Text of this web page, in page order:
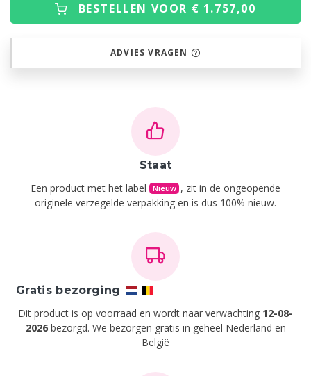
BESTELLEN VOOR € 1.757,00
ADVIES VRAGEN
Staat
Een product met het label Nieuw , zit in de ongeopende
originele verzegelde verpakking en is dus 100% nieuw.
Gratis bezorging
Dit product is op voorraad en wordt naar verwachting 12-08-
2026bezorgd. We bezorgen gratis in geheel Nederland en
België